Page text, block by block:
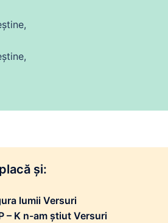
și:
lumii Versuri
– K n-am știut Versuri